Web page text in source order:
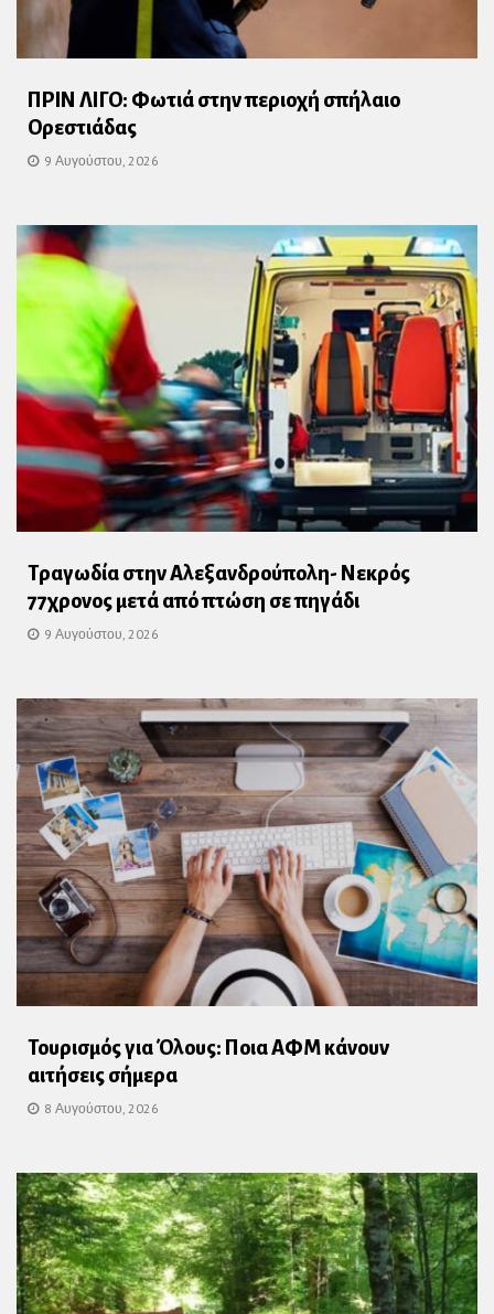
ΠΡΙΝ ΛΙΓΟ: Φωτιά στην περιοχή σπήλαιο
Ορεστιάδας
9 Αυγούστου, 2026
Τραγωδία στην Αλεξανδρούπολη- Νεκρός
77χρονος μετά από πτώση σε πηγάδι
9 Αυγούστου, 2026
Τουρισμός για Όλους: Ποια ΑΦΜ κάνουν
αιτήσεις σήμερα
8 Αυγούστου, 2026